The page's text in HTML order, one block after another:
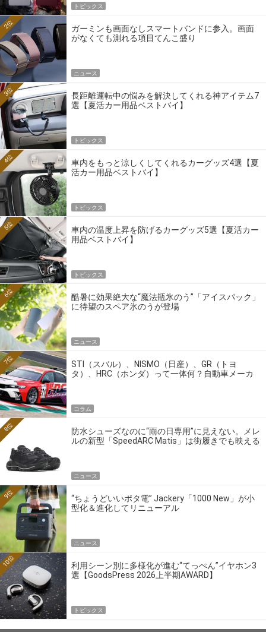
トピックス
ガーミンも画面なしスマートバンドに参入。画面
がなくても測れる項目てんこ盛り
2位
ニュース
長距離運転中の悩みを解決してくれる神アイテム7
選【夏活カー用品ベストバイ】
3位
トピックス
車内をもっと涼しくしてくれるカーグッズ4選【夏
活カー用品ベストバイ】
4位
トピックス
車内の温度上昇を防げるカーグッズ5選【夏活カー
用品ベストバイ】
5位
トピックス
酷暑に効果絶大な“魔法瓶氷のう”「アイスパック」
に待望のスペア氷のうが登場
6位
ニュース
STI（スバル）、NISMO（日産）、GR（トヨ
タ）、HRC（ホンダ）って一体何？自動車メーカ
7位
コラム
防水シューズなのに“雨の日専用”に見えない。メレ
ルの新型「SpeedARC Matis」は街履きでも映える
8位
ニュース
“ちょうどいいポタ電” Jackery「1000 New」が小
型化＆進化してリニューアル
9位
ニュース
利用シーン別に多様化が進む“てっぺん”イヤホン3
選【GoodsPress 2026上半期AWARD】
10位
トピックス